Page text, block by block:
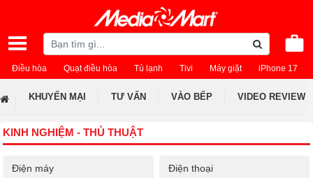
Điều hòa Quạt điều hòa Tủ lạnh Tivi Máy giặt iPhone 17
KHUYẾN MẠI TƯ VẤN VÀO BẾP VIDEO REVIEW
KINH NGHIỆM - THỦ THUẬT
Điện máy Điện thoại